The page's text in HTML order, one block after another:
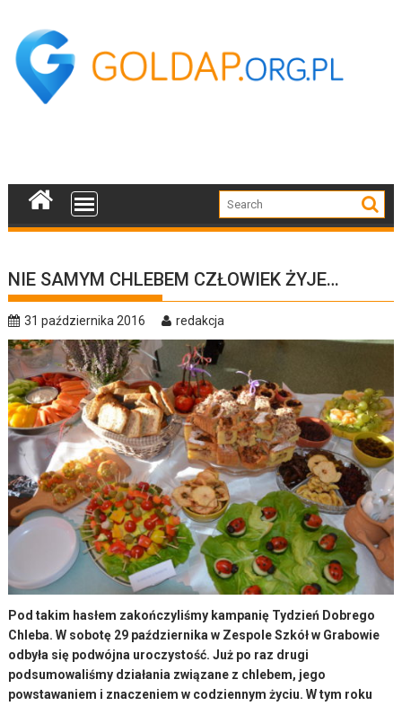
content
NIE SAMYM CHLEBEM CZŁOWIEK ŻYJE…
31 października 2016 redakcja
Pod takim hasłem zakończyliśmy kampanię Tydzień Dobrego
Chleba. W sobotę 29 października w Zespole Szkół w Grabowie
odbyła się podwójna uroczystość. Już po raz drugi
podsumowaliśmy działania związane z chlebem, jego
powstawaniem i znaczeniem w codziennym życiu. W tym roku